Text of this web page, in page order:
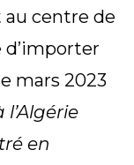
centre de
mars 2023
en